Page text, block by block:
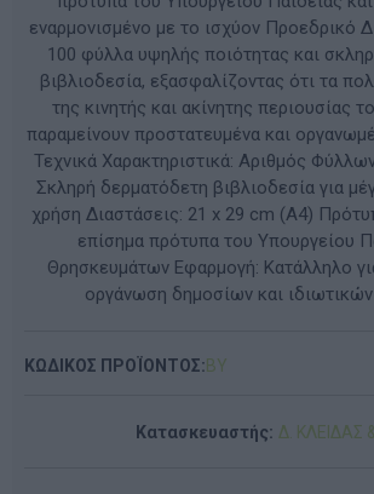
εναρμονισμένο με το ισχύον Προεδρικό
100 φύλλα υψηλής ποιότητας και
βιβλιοδεσία, εξασφαλίζοντας ότι τα
της κινητής και ακίνητης περιουσίας
παραμείνουν προστατευμένα και
Τεχνικά Χαρακτηριστικά: Αριθμός
Σκληρή δερματόδετη βιβλιοδεσία για
χρήση Διαστάσεις: 21 x 29 cm (A4)
επίσημα πρότυπα του Υπουργείου
Θρησκευμάτων Εφαρμογή: Κατάλληλο
οργάνωση δημοσίων και
ΚΩΔΙΚΟΣ ΠΡΟΪΟΝΤΟΣ:BY
Κατασκευαστής: Δ. ΚΛΕΙΔΑΣ